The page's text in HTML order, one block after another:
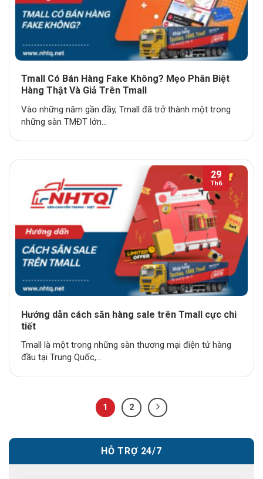
Tmall Có Bán Hàng Fake Không? Mẹo Phân Biệt
Hàng Thật Và Giả Trên Tmall
Vào những năm gần đầy, Tmall đã trở thành một trong
những sàn TMĐT lớn...
Hướng dẫn cách săn hàng sale trên Tmall cực chi
tiết
Tmall là một trong những sàn thương mại điện tử hàng
đầu tại Trung Quốc,...
29
Th6
1 2
HỖ TRỢ 24/7